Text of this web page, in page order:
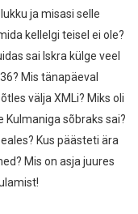
ja misasi selle
kellelgi teisel ei ole?
sai Iskra külge veel
Mis tänapäeval
välja XMLi? Miks oli
Kulmaniga sõbraks sai?
Kus päästeti ära
Mis on asja juures